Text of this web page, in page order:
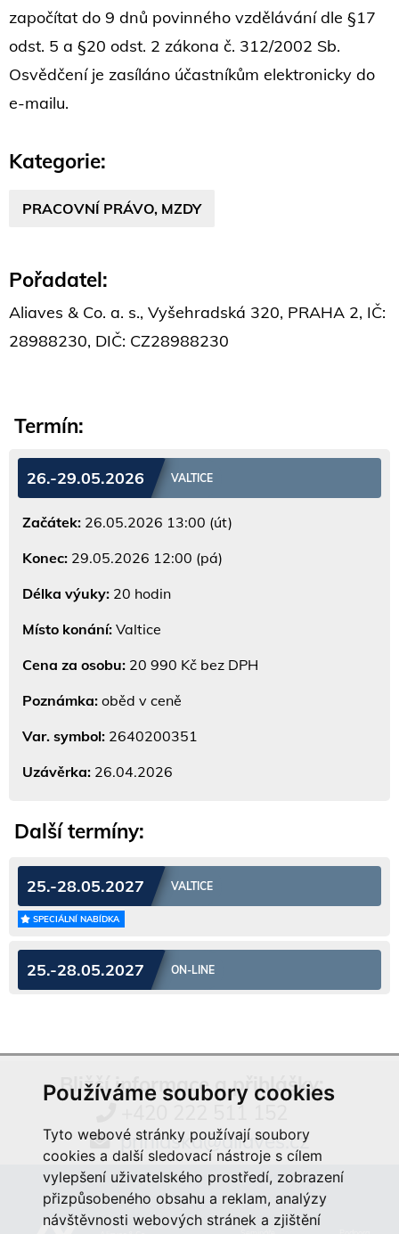
Používáme soubory cookies
Tyto webové stránky používají soubory
cookies a další sledovací nástroje s cílem
vylepšení uživatelského prostředí, zobrazení
přizpůsobeného obsahu a reklam, analýzy
návštěvnosti webových stránek a zjištění
započítat do 9 dnů povinného vzdělávání dle §17
odst. 5 a §20 odst. 2 zákona č. 312/2002 Sb.
Osvědčení je zasíláno účastníkům elektronicky do
e-mailu.
Kategorie:
PRACOVNÍ PRÁVO, MZDY
Pořadatel:
Aliaves & Co. a. s., Vyšehradská 320, PRAHA 2, IČ:
28988230, DIČ: CZ28988230
Termín:
26.-29.05.2026 VALTICE
Začátek: 26.05.2026 13:00 (út)
Konec: 29.05.2026 12:00 (pá)
Délka výuky: 20 hodin
Místo konání: Valtice
Cena za osobu: 20 990 Kč bez DPH
Poznámka: oběd v ceně
Var. symbol: 2640200351
Uzávěrka: 26.04.2026
Další termíny:
25.-28.05.2027 VALTICE
SPECIÁLNÍ NABÍDKA
25.-28.05.2027 ON-LINE
Bližší informace a přihlášky:
+420 222 511 152
prihlaska@aliaves.cz